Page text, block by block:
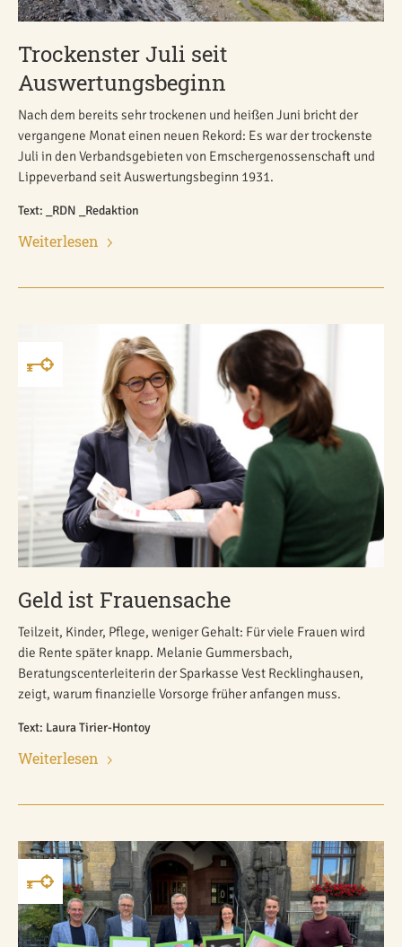
Trockenster Juli seit
Auswertungsbeginn
Nach dem bereits sehr trockenen und heißen Juni bricht der
vergangene Monat einen neuen Rekord: Es war der trockenste
Juli in den Verbandsgebieten von Emschergenossenschaft und
Lippeverband seit Auswertungsbeginn 1931.
Text: _RDN _Redaktion
Weiterlesen
Geld ist Frauensache
Teilzeit, Kinder, Pflege, weniger Gehalt: Für viele Frauen wird
die Rente später knapp. Melanie Gummersbach,
Beratungscenterleiterin der Sparkasse Vest Recklinghausen,
zeigt, warum finanzielle Vorsorge früher anfangen muss.
Text: Laura Tirier-Hontoy
Weiterlesen